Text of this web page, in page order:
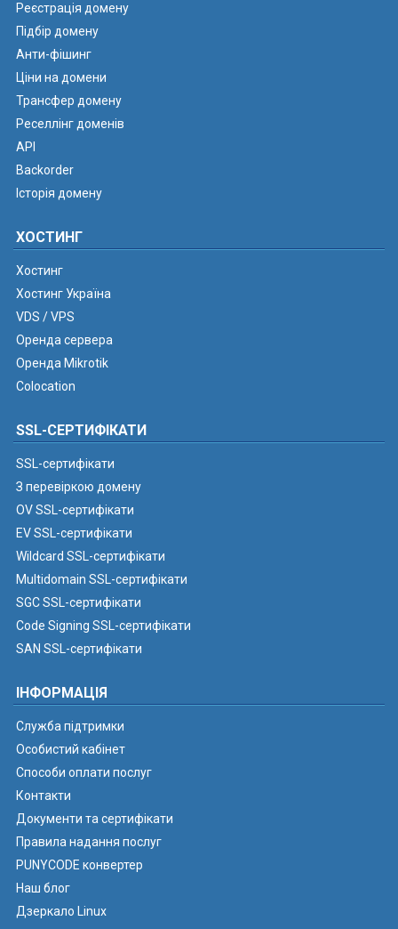
Реєстрація домену
Підбір домену
Анти-фішинг
Ціни на домени
Трансфер домену
Реселлінг доменів
API
Backorder
Історія домену
ХОСТИНГ
Хостинг
Хостинг Україна
VDS / VPS
Оренда сервера
Оренда Mikrotik
Colocation
SSL-СЕРТИФІКАТИ
SSL-сертифікати
З перевіркою домену
OV SSL-сертифікати
EV SSL-сертифікати
Wildcard SSL-сертифікати
Multidomain SSL-сертифікати
SGC SSL-сертифікати
Code Signing SSL-сертифікати
SAN SSL-сертифікати
ІНФОРМАЦІЯ
Служба підтримки
Особистий кабінет
Способи оплати послуг
Контакти
Документи та сертифікати
Правила надання послуг
PUNYCODE конвертер
Наш блог
Дзеркало Linux